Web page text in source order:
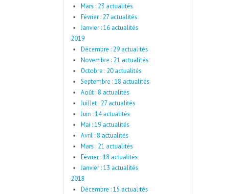
Mars : 23 actualités
Février : 27 actualités
Janvier : 16 actualités
2019
Décembre : 29 actualités
Novembre : 21 actualités
Octobre : 20 actualités
Septembre : 18 actualités
Août : 8 actualités
Juillet : 27 actualités
Juin : 14 actualités
Mai : 19 actualités
Avril : 8 actualités
Mars : 21 actualités
Février : 18 actualités
Janvier : 13 actualités
2018
Décembre : 15 actualités